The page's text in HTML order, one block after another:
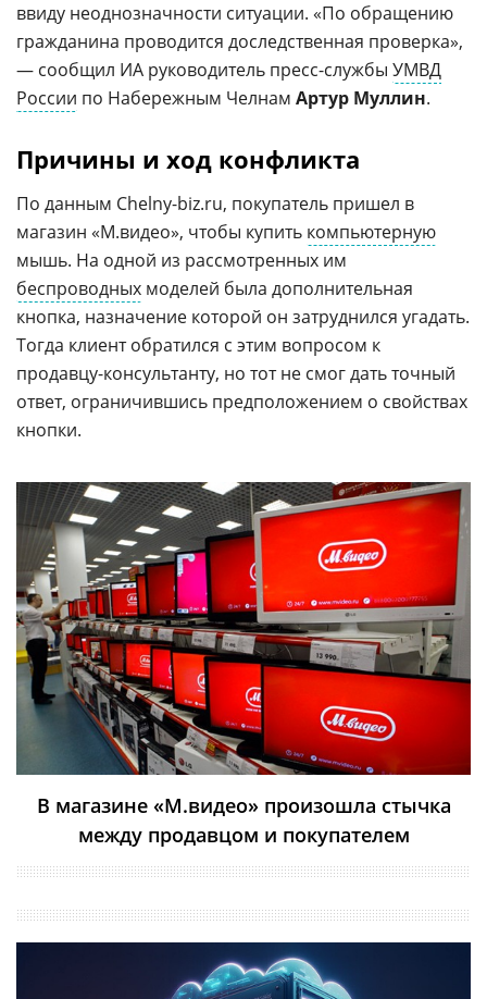
ввиду неоднозначности ситуации. «По обращению
гражданина проводится доследственная проверка»,
— сообщил ИА руководитель пресс-службы УМВД
России по Набережным Челнам Артур Муллин.
Причины и ход конфликта
По данным Chelny-biz.ru, покупатель пришел в
магазин «М.видео», чтобы купить компьютерную
мышь. На одной из рассмотренных им
беспроводных моделей была дополнительная
кнопка, назначение которой он затруднился угадать.
Тогда клиент обратился с этим вопросом к
продавцу-консультанту, но тот не смог дать точный
ответ, ограничившись предположением о свойствах
кнопки.
В магазине «М.видео» произошла стычка
между продавцом и покупателем